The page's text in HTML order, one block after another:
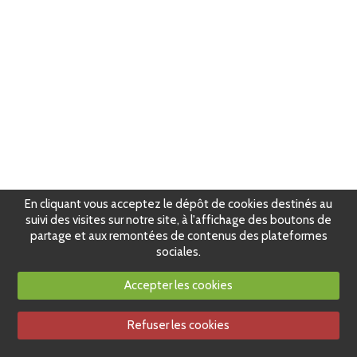
En cliquant vous acceptez le dépôt de cookies destinés au
suivi des visites sur notre site, à l'affichage des boutons de
partage et aux remontées de contenus des plateformes
sociales.
Accepter les cookies
Refuser les cookies